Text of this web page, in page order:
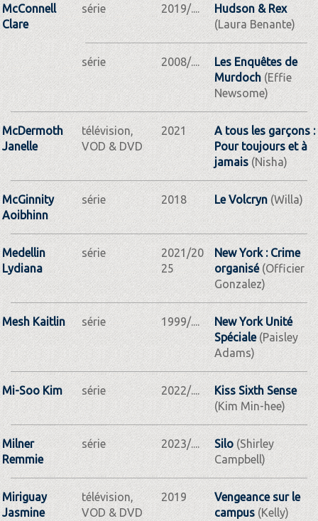
McConnell
Clare
série 2019/....
Hudson & Rex
(Laura Benante)
série 2008/....
Les Enquêtes de
Murdoch(Effie
Newsome)
McDermoth
Janelle
télévision,
VOD & DVD
2021
A tous les garçons :
Pour toujours et à
jamais(Nisha)
McGinnity
Aoibhinn
série 2018 Le Volcryn(Willa)
Medellin
Lydiana
série
2021/20
25
New York : Crime
organisé(Officier
Gonzalez)
Mesh Kaitlin série 1999/....
New York Unité
Spéciale(Paisley
Adams)
Mi-Soo Kim série 2022/....
Kiss Sixth Sense
(Kim Min-hee)
Milner
Remmie
série 2023/.... Silo(Shirley
Campbell)
Miriguay
Jasmine
télévision,
VOD & DVD
2019
Vengeance sur le
campus(Kelly)